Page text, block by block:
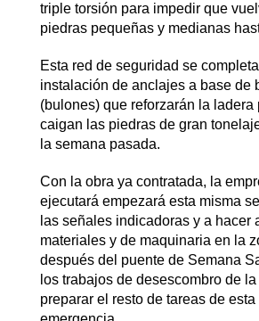
triple torsión para impedir que
piedras pequeñas y medianas
Esta red de seguridad se
instalación de anclajes a base de
(bulones) que reforzarán la ladera
caigan las piedras de gran
la semana pasada.
Con la obra ya contratada, la
ejecutará empezará esta misma
las señales indicadoras y a hacer
materiales y de maquinaria en la
después del puente de Semana
los trabajos de desescombro de
preparar el resto de tareas de